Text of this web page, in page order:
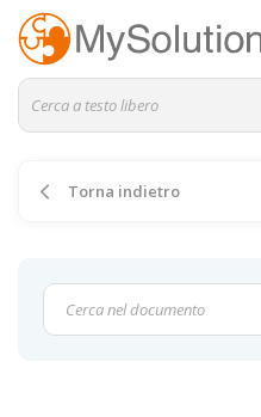
Torna indietro